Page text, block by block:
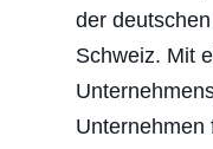
der
Schweiz. Mit
Unternehmen